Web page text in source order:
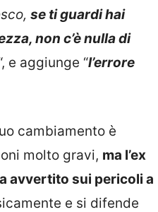
se ti guardi hai
non c’è nulla di
e aggiunge “l’errore
cambiamento è
molto gravi, ma l’ex
avvertito sui pericoli a
e si difende